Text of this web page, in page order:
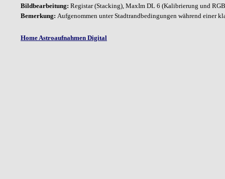
Bildbearbeitung: Registar (Stacking), MaxIm DL 6 (Kalibrierung und
Bemerkung: Aufgenommen unter Stadtrandbedingungen während einer
Home Astroaufnahmen Digital